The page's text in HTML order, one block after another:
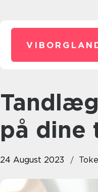
Tandlæge – den bedste løsning
på dine
24 August 2023